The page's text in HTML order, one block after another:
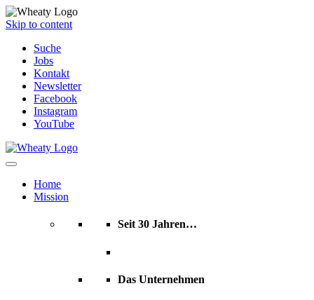
Skip to content
Suche
Jobs
Kontakt
Newsletter
Facebook
Instagram
YouTube
Home
Mission
Seit 30 Jahren…
Das Unternehmen